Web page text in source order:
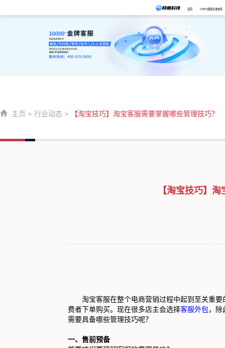
首页 CSPS/国家标准体系
主页 > 行业动态 > 【淘宝技巧】淘宝客服需要掌握哪些管理技巧？
【淘宝技巧】
淘宝客服在整个电商营销过程中起到至关重要
费者下单购买。现在很多店主会选择客服外包，除
需要具备哪些管理技巧呢？
一、售前预备